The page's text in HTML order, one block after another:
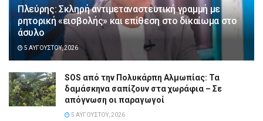
Πλεύρης: Σκληρή αντιμεταναστευτική γραμμή με
ρητορική «εισβολής» και επίθεση στο δικαίωμα στο
άσυλο
5 ΑΥΓΟΎΣΤΟΥ, 2026
SOS από την Πολυκάρπη Αλμωπίας: Τα
δαμάσκηνα σαπίζουν στα χωράφια – Σε
απόγνωση οι παραγωγοί
5 ΑΥΓΟΎΣΤΟΥ, 2026